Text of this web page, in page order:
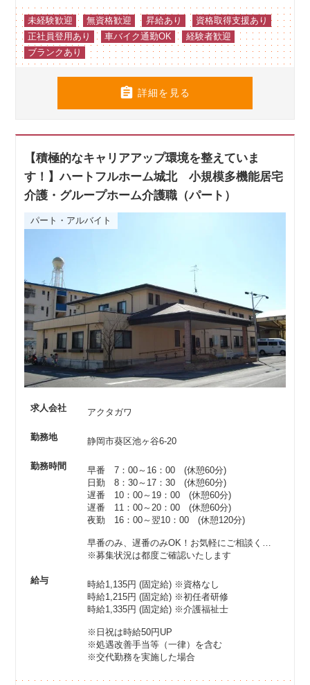
未経験歓迎 無資格歓迎 昇給あり
資格取得支援あり
正社員登用あり
車バイク通勤OK
経験者歓迎
ブランクあり
 詳細を見る
【積極的なキャリアアップ環境を整えていま
す！】ハートフルホーム城北 小規模多機能居宅
介護・グループホーム介護職（パート）
パート・アルバイト
求人会社 アクタガワ
勤務地 静岡市葵区池ヶ谷6-20
勤務時間
早番 7：00～16：00 (休憩60分)
日勤 8：30～17：30 (休憩60分)
遅番 10：00～19：00 (休憩60分)
遅番 11：00～20：00 (休憩60分)
夜勤 16：00～翌10：00 (休憩120分)
早番のみ、遅番のみOK！お気軽にご相談ください♪
※募集状況は都度ご確認いたします
給与 時給1,135円 (固定給) ※資格なし
時給1,215円 (固定給) ※初任者研修
時給1,335円 (固定給) ※介護福祉士
※日祝は時給50円UP
※処遇改善手当等（一律）を含む
※交代勤務を実施した場合